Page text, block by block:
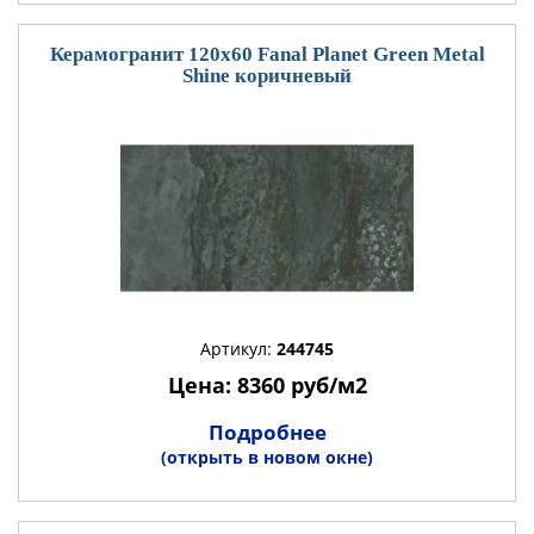
Керамогранит 120x60 Fanal Planet Green Metal
Shine коричневый
Артикул: 244745
Цена: 8360 руб/м2
Подробнее
(открыть в новом окне)